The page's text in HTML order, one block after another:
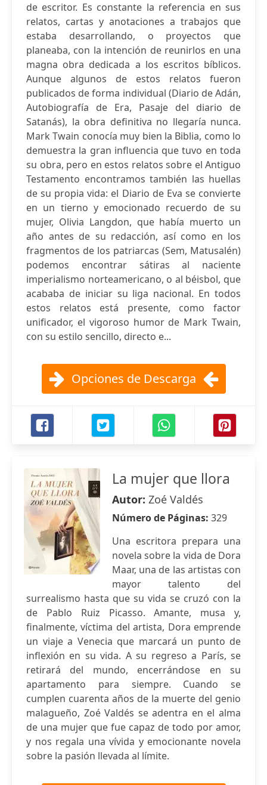
de escritor. Es constante la referencia en sus
relatos, cartas y anotaciones a trabajos que
estaba desarrollando, o proyectos que
planeaba, con la intención de reunirlos en una
magna obra dedicada a los escritos bíblicos.
Aunque algunos de estos relatos fueron
publicados de forma individual (Diario de Adán,
Autobiografía de Era, Pasaje del diario de
Satanás), la obra definitiva no llegaría nunca.
Mark Twain conocía muy bien la Biblia, como lo
demuestra la gran influencia que tuvo en toda
su obra, pero en estos relatos sobre el Antiguo
Testamento encontramos también las huellas
de su propia vida: el Diario de Eva se convierte
en un tierno y emocionado recuerdo de su
mujer, Olivia Langdon, que había muerto un
año antes de su redacción, así como en los
fragmentos de los patriarcas (Sem, Matusalén)
podemos encontrar sátiras al naciente
imperialismo norteamericano, o al béisbol, que
acababa de iniciar su liga nacional. En todos
estos relatos está presente, como factor
unificador, el vigoroso humor de Mark Twain,
con su estilo sencillo, directo e...
Opciones de Descarga
La mujer que llora
Autor: Zoé Valdés
Número de Páginas: 329
Una escritora prepara una
novela sobre la vida de Dora
Maar, una de las artistas con
mayor talento del
surrealismo hasta que su vida se cruzó con la
de Pablo Ruiz Picasso. Amante, musa y,
finalmente, víctima del artista, Dora emprende
un viaje a Venecia que marcará un punto de
inflexión en su vida. A su regreso a París, se
retirará del mundo, encerrándose en su
apartamento para siempre. Cuando se
cumplen cuarenta años de la muerte del genio
malagueño, Zoé Valdés se adentra en el alma
de una mujer que fue capaz de todo por amor,
y nos regala una vívida y emocionante novela
sobre la pasión llevada al límite.